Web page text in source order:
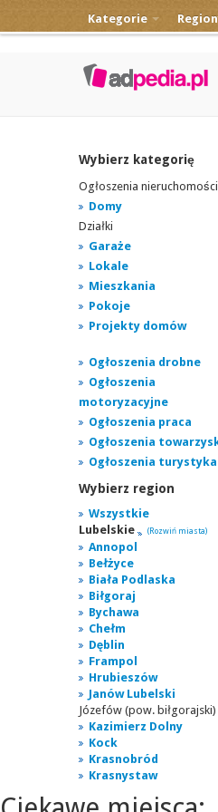
Kategorie
Wybierz kategorię
Ogłoszenia nieruchomości
Domy
Działki
Garaże
Lokale
Mieszkania
Pokoje
Projekty domów
Ogłoszenia drobne
Ogłoszenia
motoryzacyjne
Ogłoszenia praca
Ogłoszenia
Ogłoszenia turystyka
Wybierz region
Wszystkie
Lubelskie
(Rozwiń miasta)
Annopol
Bełżyce
Biała Podlaska
Biłgoraj
Bychawa
Chełm
Dęblin
Frampol
Hrubieszów
Janów Lubelski
Józefów (pow. biłgorajski)
Kazimierz Dolny
Kock
Krasnobród
Krasnystaw